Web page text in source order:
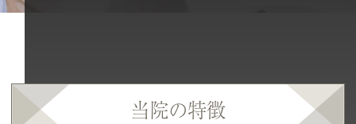
当院の特徴